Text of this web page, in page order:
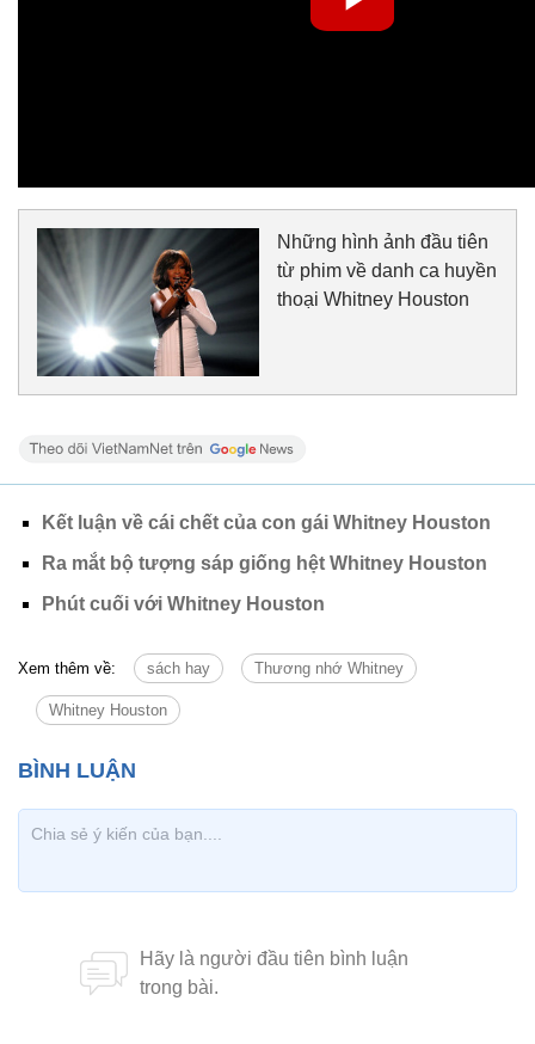
Những hình ảnh đầu tiên
từ phim về danh ca huyền
thoại Whitney Houston
Kết luận về cái chết của con gái Whitney Houston
Ra mắt bộ tượng sáp giống hệt Whitney Houston
Phút cuối với Whitney Houston
Xem thêm về: sách hay Thương nhớ Whitney
Whitney Houston